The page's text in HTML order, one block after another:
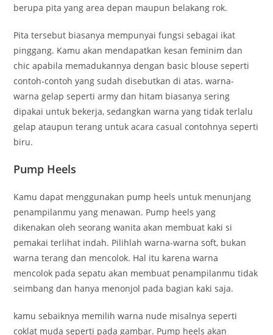
berupa pita yang area depan maupun belakang rok.
Pita tersebut biasanya mempunyai fungsi sebagai ikat
pinggang. Kamu akan mendapatkan kesan feminim dan
chic apabila memadukannya dengan basic blouse seperti
contoh-contoh yang sudah disebutkan di atas. warna-
warna gelap seperti army dan hitam biasanya sering
dipakai untuk bekerja, sedangkan warna yang tidak terlalu
gelap ataupun terang untuk acara casual contohnya seperti
biru.
Pump Heels
Kamu dapat menggunakan pump heels untuk menunjang
penampilanmu yang menawan. Pump heels yang
dikenakan oleh seorang wanita akan membuat kaki si
pemakai terlihat indah. Pilihlah warna-warna soft, bukan
warna terang dan mencolok. Hal itu karena warna
mencolok pada sepatu akan membuat penampilanmu tidak
seimbang dan hanya menonjol pada bagian kaki saja.
kamu sebaiknya memilih warna nude misalnya seperti
coklat muda seperti pada gambar. Pump heels akan